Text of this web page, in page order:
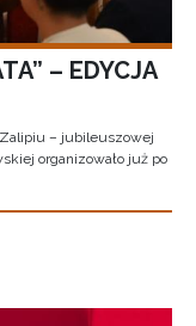
– EDYCJA
Zalipiu – jubileuszowej
organizowało już po